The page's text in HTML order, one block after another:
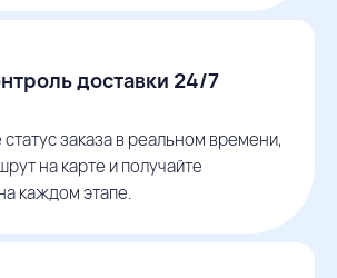
доставки 24/7
заказа в реальном времени,
на карте и получайте
каждом этапе.